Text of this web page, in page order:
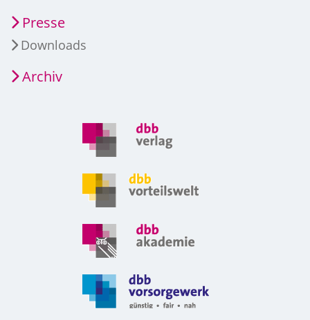
Presse
Downloads
Archiv